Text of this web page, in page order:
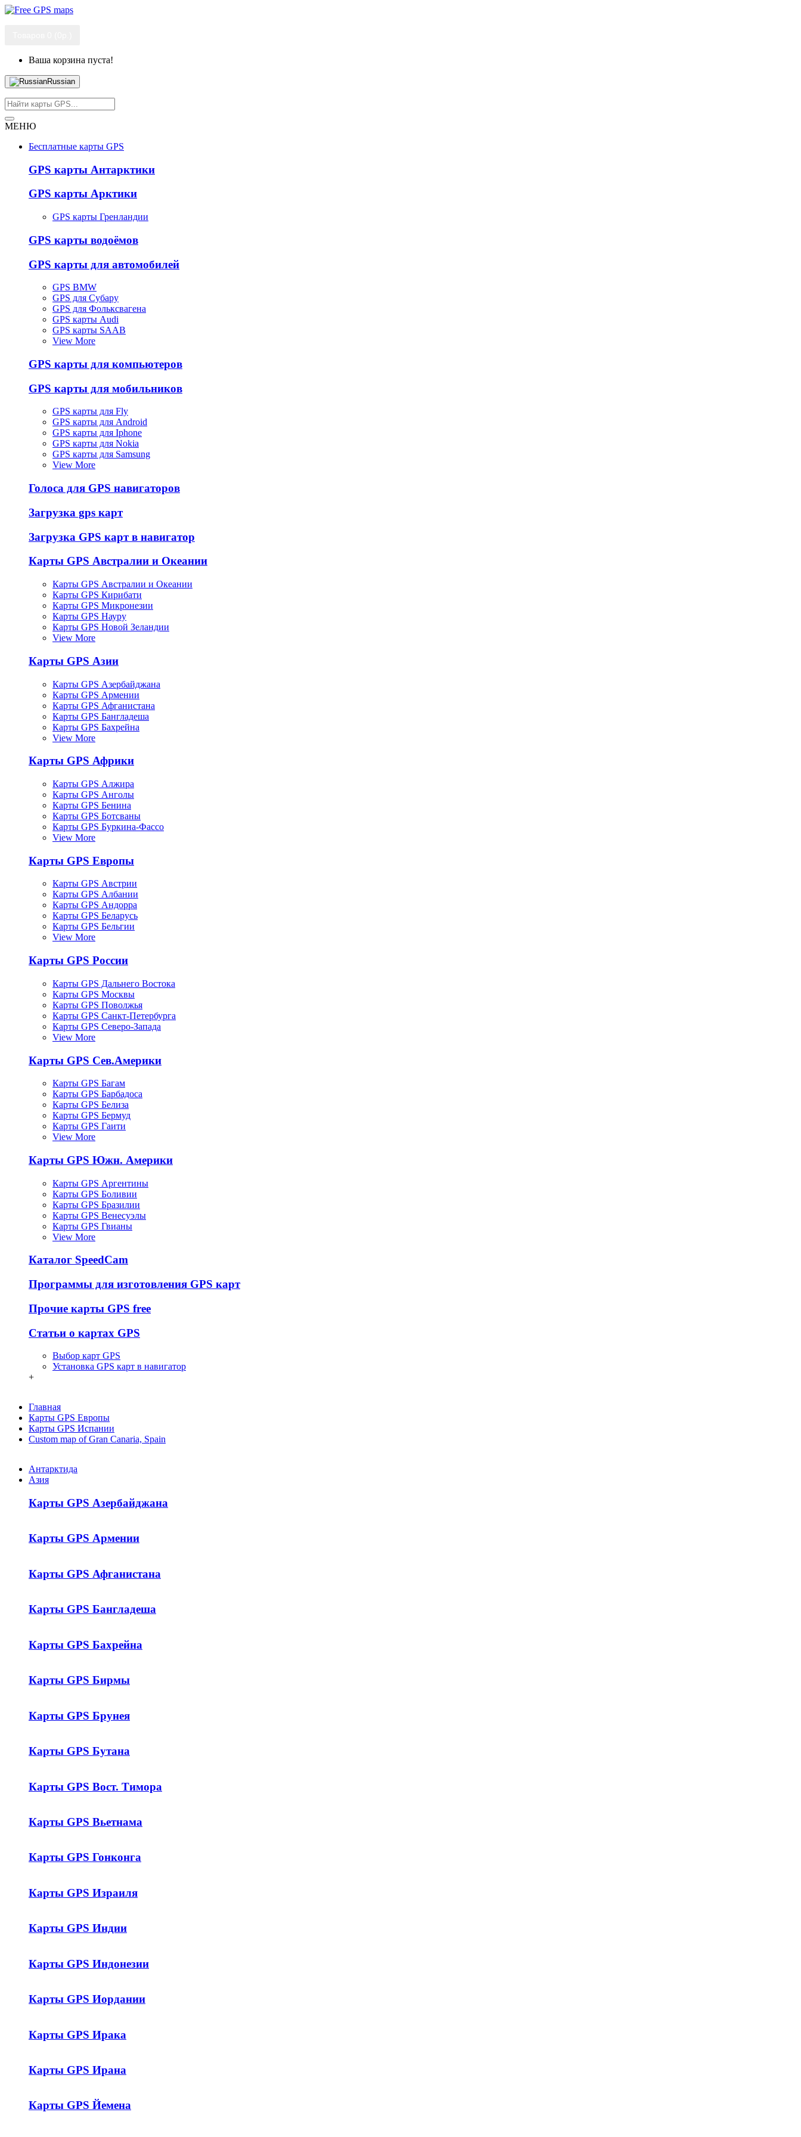
Ваша корзина пуста!
Russian
МЕНЮ
Бесплатные карты GPS
GPS карты Антарктики
GPS карты Арктики
GPS карты Гренландии
GPS карты водоёмов
GPS карты для автомобилей
GPS BMW
GPS для Субару
GPS для Фольксвагена
GPS карты Audi
GPS карты SAAB
View More
GPS карты для компьютеров
GPS карты для мобильников
GPS карты для Fly
GPS карты для Android
GPS карты для Iphone
GPS карты для Nokia
GPS карты для Samsung
View More
Голоса для GPS навигаторов
Загрузка gps карт
Загрузка GPS карт в навигатор
Карты GPS Австралии и Океании
Карты GPS Австралии и Океании
Карты GPS Кирибати
Карты GPS Микронезии
Карты GPS Науру
Карты GPS Новой Зеландии
View More
Карты GPS Азии
Карты GPS Азербайджана
Карты GPS Армении
Карты GPS Афганистана
Карты GPS Бангладеша
Карты GPS Бахрейна
View More
Карты GPS Африки
Карты GPS Алжира
Карты GPS Анголы
Карты GPS Бенина
Карты GPS Ботсваны
Карты GPS Буркина-Фассо
View More
Карты GPS Европы
Карты GPS Австрии
Карты GPS Албании
Карты GPS Андорра
Карты GPS Беларусь
Карты GPS Бельгии
View More
Карты GPS России
Карты GPS Дальнего Востока
Карты GPS Москвы
Карты GPS Поволжья
Карты GPS Санкт-Петербурга
Карты GPS Северо-Запада
View More
Карты GPS Сев.Америки
Карты GPS Багам
Карты GPS Барбадоса
Карты GPS Белиза
Карты GPS Бермуд
Карты GPS Гаити
View More
Карты GPS Южн. Америки
Карты GPS Аргентины
Карты GPS Боливии
Карты GPS Бразилии
Карты GPS Венесуэлы
Карты GPS Гвианы
View More
Каталог SpeedCam
Программы для изготовления GPS карт
Прочие карты GPS free
Статьи о картах GPS
Выбор карт GPS
Установка GPS карт в навигатор
+
Главная
Карты GPS Европы
Карты GPS Испании
Custom map of Gran Canaria, Spain
Антарктида
Азия
Карты GPS Азербайджана
Карты GPS Армении
Карты GPS Афганистана
Карты GPS Бангладеша
Карты GPS Бахрейна
Карты GPS Бирмы
Карты GPS Брунея
Карты GPS Бутана
Карты GPS Вост. Тимора
Карты GPS Вьетнама
Карты GPS Гонконга
Карты GPS Израиля
Карты GPS Индии
Карты GPS Индонезии
Карты GPS Иордании
Карты GPS Ирака
Карты GPS Ирана
Карты GPS Йемена